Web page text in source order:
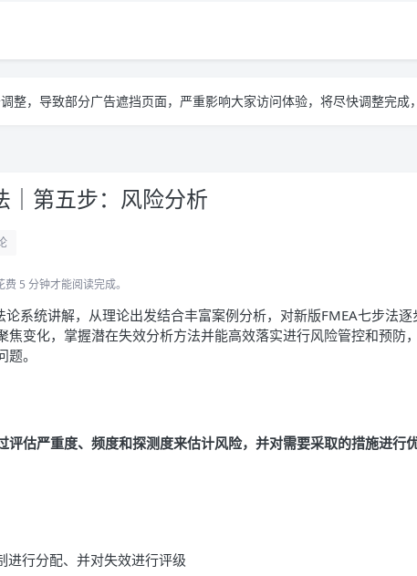
整，导致部分广告遮挡页面，严重影响大家访问体验，将尽快调整完成
整，导致部分广告遮挡页面，严重影响大家访问体验，将尽快调整完成
｜第五步：风险分析
5 分钟才能阅读完成。
论系统讲解，从理论出发结合丰富案例分析，对新版FMEA七步法
焦变化，掌握潜在失效分析方法并能高效落实进行风险管控和预防
。
评估严重度、频度和探测度来估计风险，并对需要采取的措施进行优
行分配、并对失效进行评级